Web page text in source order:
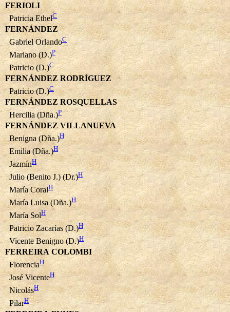
FERIOLI
Patricia EthelC
FERNÁNDEZ
Gabriel OrlandoC
Mariano (D.)P
Patricio (D.)C
FERNÁNDEZ RODRÍGUEZ
Patricio (D.)C
FERNÁNDEZ ROSQUELLAS
Hercilia (Dña.)P
FERNÁNDEZ VILLANUEVA
Benigna (Dña.)H
Emilia (Dña.)H
JazmínH
Julio (Benito J.) (Dr.)H
María CoralH
María Luisa (Dña.)H
María SolH
Patricio Zacarías (D.)H
Vicente Benigno (D.)H
FERREIRA COLOMBI
FlorenciaH
José VicenteH
NicolásH
PilarH